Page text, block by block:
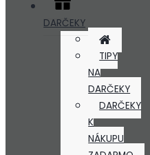
DARČEKY
TIPY
NA
DARČEKY
DARČEKY
K
NÁKUPU